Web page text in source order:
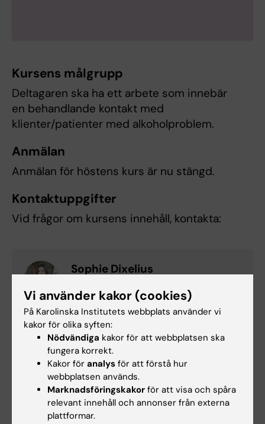
Kursens målgrupp
Deltagaren ska ha ett arbete som innebär
en behandlande kontakt med
klienter/patienter med alkoholproblem.
Anmälan
Anmälan för höstens kurs är nu stängd.
Kontaktuppgifter
Vid frågor om kursens innehåll, kontakta:
Sophie Dixelius
E-post:
sophie.dixelius@ki.se
Vid frågor kring anmälan, kontakta:
Sandra Lannergren
Vi använder kakor (cookies)
På Karolinska Institutets webbplats använder vi
kakor för olika syften:
Nödvändiga kakor för att webbplatsen ska
fungera korrekt.
Kakor för analys för att förstå hur
webbplatsen används.
Marknadsföringskakor för att visa och spåra
relevant innehåll och annonser från externa
plattformar.